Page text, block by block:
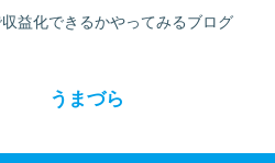
益化できるかやってみるブログ
うまづら